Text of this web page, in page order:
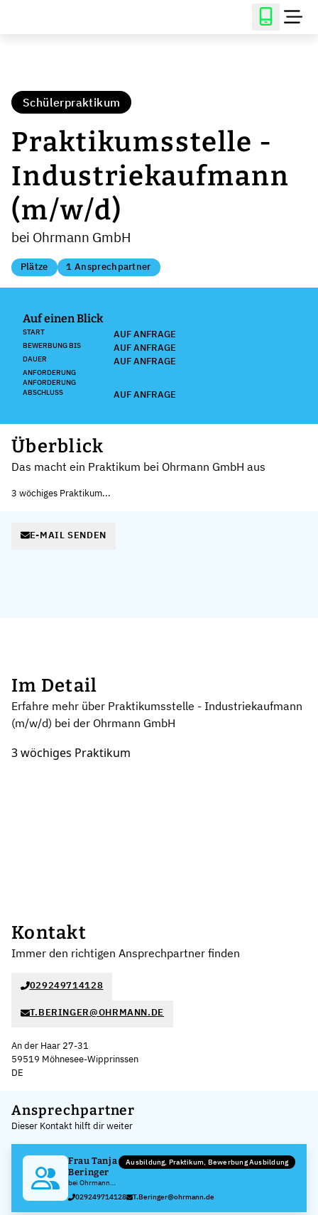
Schülerpraktikum
Praktikumsstelle -
Industriekaufmann
(m/w/d)
bei Ohrmann GmbH
Plätze 1 Ansprechpartner
Auf einen Blick
START AUF ANFRAGE
BEWERBUNG BIS AUF ANFRAGE
DAUER AUF ANFRAGE
ANFORDERUNG
ANFORDERUNG
ABSCHLUSS
AUF ANFRAGE
Überblick
Das macht ein Praktikum bei Ohrmann GmbH aus
3 wöchiges Praktikum...
E-MAIL SENDEN
Im Detail
Erfahre mehr über Praktikumsstelle - Industriekaufmann
(m/w/d) bei der Ohrmann GmbH
3 wöchiges Praktikum
Kontakt
Immer den richtigen Ansprechpartner finden
029249714128
T.BERINGER@OHRMANN.DE
An der Haar 27-31
59519 Möhnesee-Wipprinssen
DE
+
−
Ansprechpartner
Dieser Kontakt hilft dir weiter
Frau Tanja
Beringer
bei Ohrmann
GmbH
Ausbildung, Praktikum, Bewerbung Ausbildung
029249714128 T.Beringer@ohrmann.de